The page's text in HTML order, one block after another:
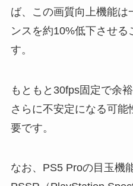
ば、この画質向上機能は
ンスを約10%低下させる
す。
もともと30fps固定で余
さらに不安定になる可
要です。
なお、PS5 Proの目玉機